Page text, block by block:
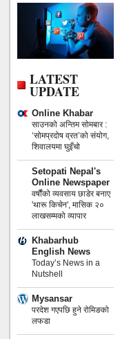
LATEST
UPDATE
Online Khabar
साउनको अन्तिम सोमबार :
‘सोमप्रदोष व्रत’को संयोग,
शिवालयमा घुइँचो
Setopati Nepal's
Online Newspaper
वर्षौंको व्यवसाय छाडेर बनाए
'थारू किचेन', मासिक २०
लाखसम्मको व्यापार
Khabarhub
English News
Today’s News in a
Nutshell
Mysansar
परदेश गएपछि हुने रोमिङको
लफडा